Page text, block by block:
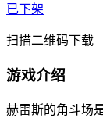
已下架
扫描二维码下载
游戏介绍
赫雷斯的角斗场